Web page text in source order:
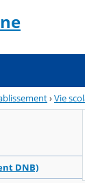
›Vie
DNB)